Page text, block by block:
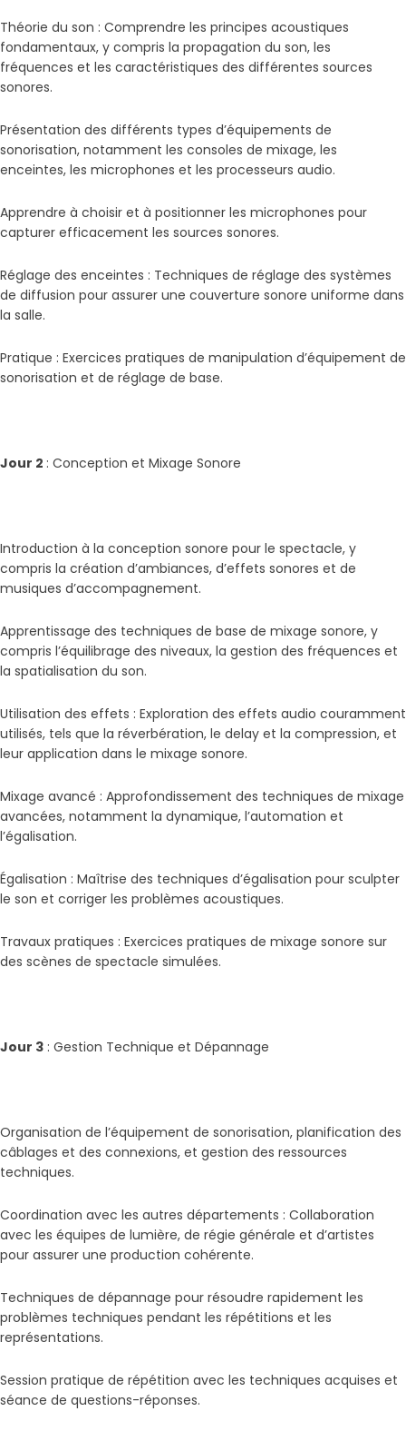
Théorie du son : Comprendre les principes acoustiques
fondamentaux, y compris la propagation du son, les
fréquences et les caractéristiques des différentes sources
sonores.
Présentation des différents types d’équipements de
sonorisation, notamment les consoles de mixage, les
enceintes, les microphones et les processeurs audio.
Apprendre à choisir et à positionner les microphones pour
capturer efficacement les sources sonores.
Réglage des enceintes : Techniques de réglage des systèmes
de diffusion pour assurer une couverture sonore uniforme dans
la salle.
Pratique : Exercices pratiques de manipulation d’équipement de
sonorisation et de réglage de base.
Jour 2 : Conception et Mixage Sonore
Introduction à la conception sonore pour le spectacle, y
compris la création d’ambiances, d’effets sonores et de
musiques d’accompagnement.
Apprentissage des techniques de base de mixage sonore, y
compris l’équilibrage des niveaux, la gestion des fréquences et
la spatialisation du son.
Utilisation des effets : Exploration des effets audio couramment
utilisés, tels que la réverbération, le delay et la compression, et
leur application dans le mixage sonore.
Mixage avancé : Approfondissement des techniques de mixage
avancées, notamment la dynamique, l’automation et
l’égalisation.
Égalisation : Maîtrise des techniques d’égalisation pour sculpter
le son et corriger les problèmes acoustiques.
Travaux pratiques : Exercices pratiques de mixage sonore sur
des scènes de spectacle simulées.
Jour 3 : Gestion Technique et Dépannage
Organisation de l’équipement de sonorisation, planification des
câblages et des connexions, et gestion des ressources
techniques.
Coordination avec les autres départements : Collaboration
avec les équipes de lumière, de régie générale et d’artistes
pour assurer une production cohérente.
Techniques de dépannage pour résoudre rapidement les
problèmes techniques pendant les répétitions et les
représentations.
Session pratique de répétition avec les techniques acquises et
séance de questions-réponses.